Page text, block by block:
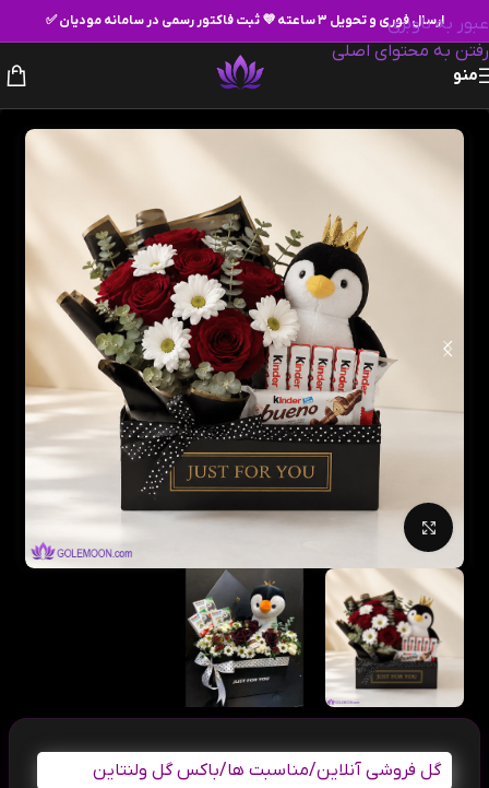
عبور به ناوبری
رفتن به محتوای اصلی
ارسال فوری و تحویل ۳ ساعته 💜 ثبت فاکتور رسمی در سامانه مودیان ✅
منو
بزرگنمایی تصویر
گل فروشی آنلاین/مناسبت ها/باکس گل ولنتاین